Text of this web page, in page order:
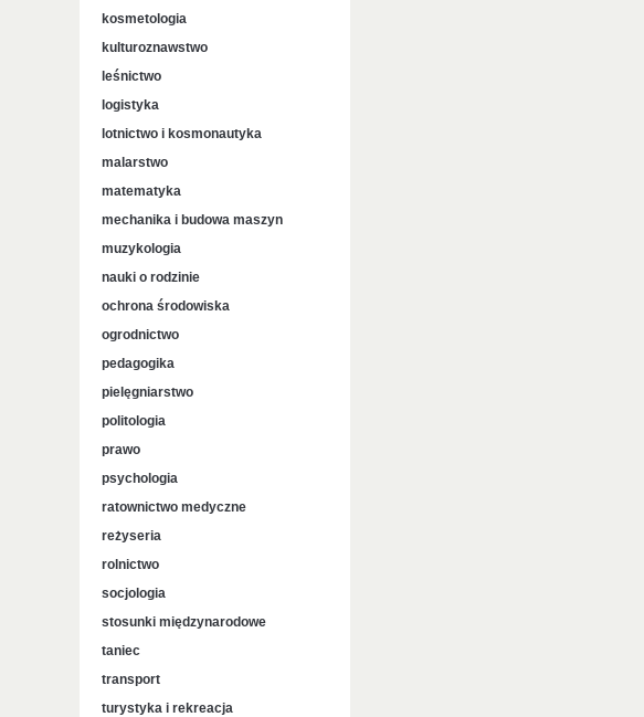
kosmetologia
kulturoznawstwo
leśnictwo
logistyka
lotnictwo i kosmonautyka
malarstwo
matematyka
mechanika i budowa maszyn
muzykologia
nauki o rodzinie
ochrona środowiska
ogrodnictwo
pedagogika
pielęgniarstwo
politologia
prawo
psychologia
ratownictwo medyczne
reżyseria
rolnictwo
socjologia
stosunki międzynarodowe
taniec
transport
turystyka i rekreacja